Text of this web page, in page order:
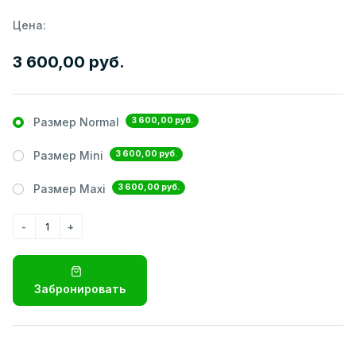
Цена:
3 600,00 руб.
Размер Normal 3 600,00 руб.
Размер Mini 3 600,00 руб.
Размер Maxi 3 600,00 руб.
Забронировать